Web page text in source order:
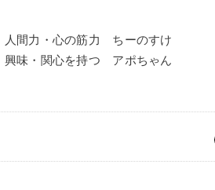
間力・心の筋力 ちーのすけ
味・関心を持つ アポちゃん